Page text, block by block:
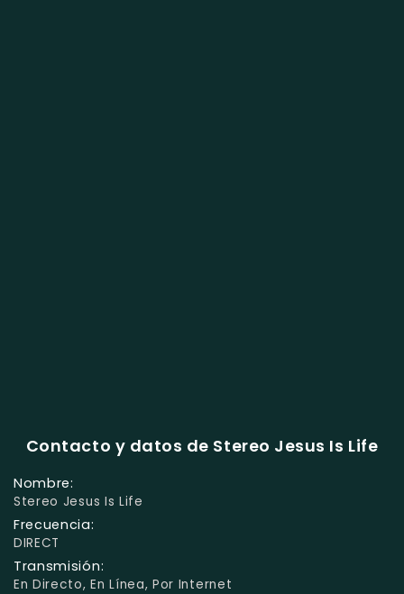
Contacto y datos de Stereo Jesus Is Life
Nombre:
Stereo Jesus Is Life
Frecuencia:
DIRECT
Transmisión:
En Directo, En Línea, Por Internet